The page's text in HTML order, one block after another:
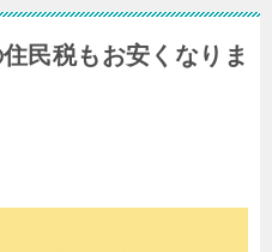
民税もお安くなりま